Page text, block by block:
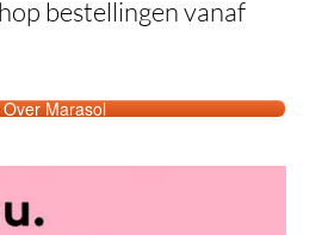
bestellingen vanaf
Over Marasol